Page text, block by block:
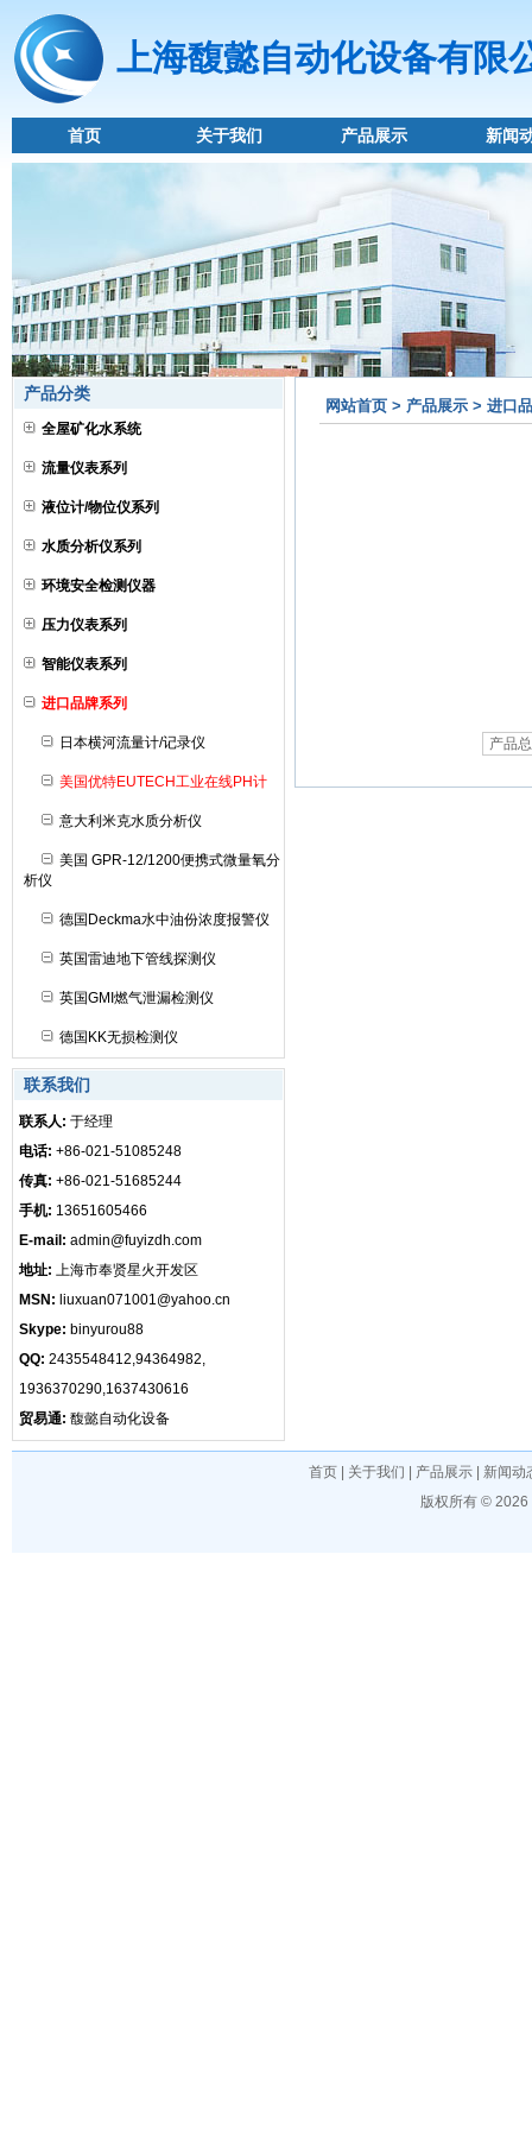
上海馥懿自动化设备有限
首页 关于我们 产品展示 新闻
产品分类
全屋矿化水系统
流量仪表系列
液位计/物位仪系列
水质分析仪系列
环境安全检测仪器
压力仪表系列
智能仪表系列
进口品牌系列
日本横河流量计/记录仪
美国优特EUTECH工业在线PH计
意大利米克水质分析仪
美国 GPR-12/1200便携式微量氧分
析仪
德国Deckma水中油份浓度报警仪
英国雷迪地下管线探测仪
英国GMI燃气泄漏检测仪
德国KK无损检测仪
联系我们
联系人: 于经理
电话: +86-021-51085248
传真: +86-021-51685244
手机: 13651605466
E-mail: admin@fuyizdh.com
地址: 上海市奉贤星火开发区
MSN: liuxuan071001@yahoo.cn
Skype: binyurou88
QQ: 2435548412,94364982,
1936370290,1637430616
贸易通: 馥懿自动化设备
网站首页 > 产品展示 > 进口
产品
首页 关于我们 产品展示
新闻动
版权所有 © 2026